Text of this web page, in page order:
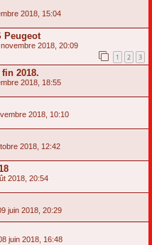
2018, 15:04
Peugeot
2018, 20:09
1 2 3
2018.
2018, 18:55
2018, 10:10
2018, 12:42
2018, 20:54
juin 2018, 20:29
juin 2018, 16:48